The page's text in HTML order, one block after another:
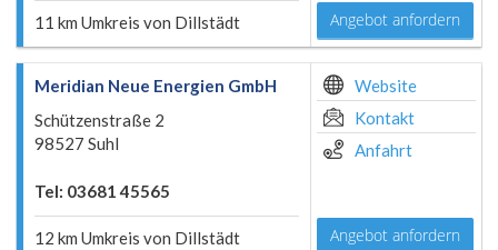
11 km Umkreis von Dillstädt Angebot anfordern
Meridian Neue Energien GmbH
Schützenstraße 2
98527 Suhl
Tel: 03681 45565
12 km Umkreis von Dillstädt
Website
Kontakt
Anfahrt
Angebot anfordern